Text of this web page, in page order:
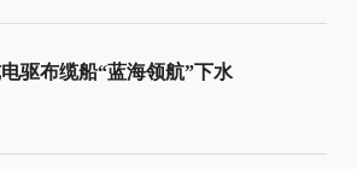
驱布缆船“蓝海领航”下水